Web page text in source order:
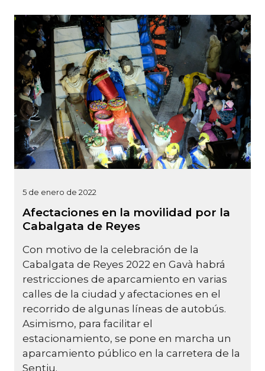
5 de enero de 2022
Afectaciones en la movilidad por la
Cabalgata de Reyes
Con motivo de la celebración de la
Cabalgata de Reyes 2022 en Gavà habrá
restricciones de aparcamiento en varias
calles de la ciudad y afectaciones en el
recorrido de algunas líneas de autobús.
Asimismo, para facilitar el
estacionamiento, se pone en marcha un
aparcamiento público en la carretera de la
Sentiu.